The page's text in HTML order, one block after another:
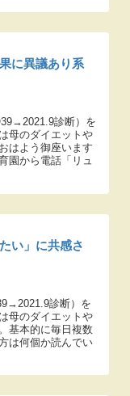
に異議あり系
診断）を
母のダイエットや
はよう御座います
園から電話「リュ
い」に共感さ
診断）を
母のダイエットや
基本的に毎日複数
は何個か読んでい